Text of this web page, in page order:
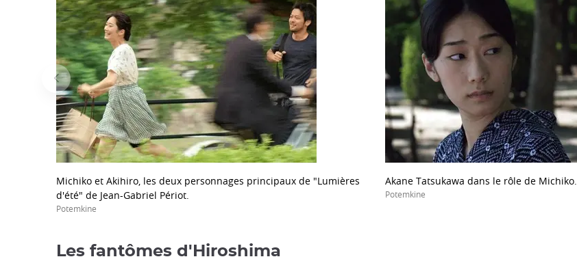
Michiko et Akihiro, les deux personnages principaux de "Lumières
d'été" de Jean-Gabriel Périot.
Potemkine
Akane Tatsukawa dans le rôle de Michiko.
Potemkine
Les fantômes d'Hiroshima